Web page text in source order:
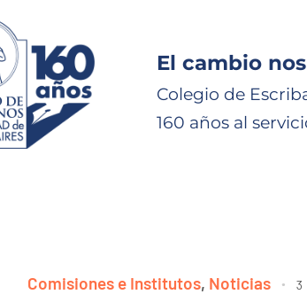
El cambio
Colegio de
160 años al
Comisiones e Institutos, Noticias 3